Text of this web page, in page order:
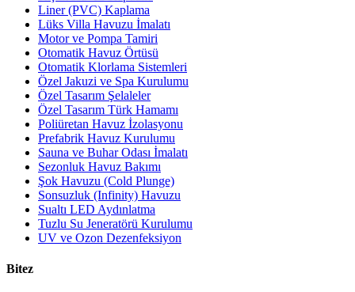
Liner (PVC) Kaplama
Lüks Villa Havuzu İmalatı
Motor ve Pompa Tamiri
Otomatik Havuz Örtüsü
Otomatik Klorlama Sistemleri
Özel Jakuzi ve Spa Kurulumu
Özel Tasarım Şelaleler
Özel Tasarım Türk Hamamı
Poliüretan Havuz İzolasyonu
Prefabrik Havuz Kurulumu
Sauna ve Buhar Odası İmalatı
Sezonluk Havuz Bakımı
Şok Havuzu (Cold Plunge)
Sonsuzluk (Infinity) Havuzu
Sualtı LED Aydınlatma
Tuzlu Su Jeneratörü Kurulumu
UV ve Ozon Dezenfeksiyon
Bitez